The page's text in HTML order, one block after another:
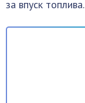
за впуск топлива.